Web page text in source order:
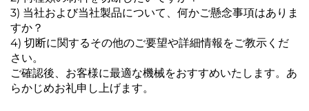
3) 当社および当社製品について、何かご懸念事項はありま
すか？
4) 切断に関するその他のご要望や詳細情報をご教示くだ
さい。
ご確認後、お客様に最適な機械をおすすめいたします。あ
らかじめお礼申し上げます。